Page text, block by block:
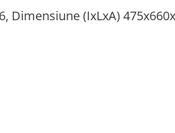
Dimensiune (IxLxA)